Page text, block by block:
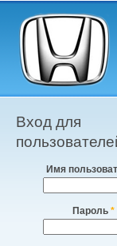
Главное меню
Вход для
Имя
Пароль *